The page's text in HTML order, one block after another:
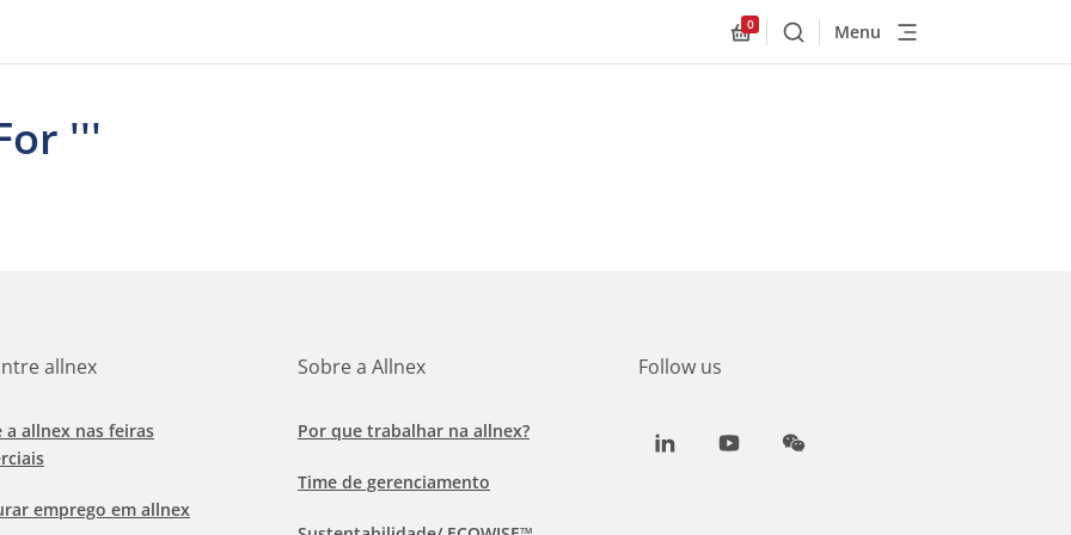
Allnex.GeneralResources.Cart
0
BuscarMenu
'''
allnex
a allnex nas feiras
emprego em allnex
Sobre a Allnex
Por que trabalhar na allnex?
Time de gerenciamento
Follow us
LinkedInYoutubeWeChat